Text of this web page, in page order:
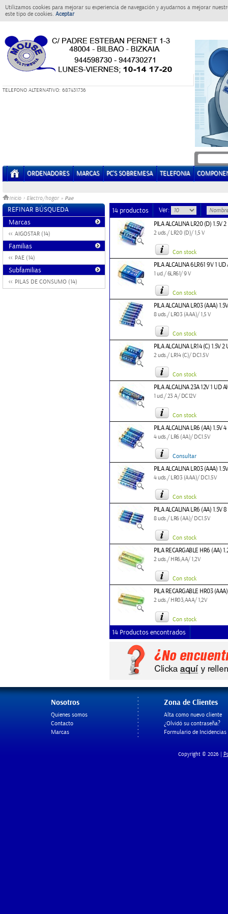
Utilizamos cookies para mejorar su experiencia de navegación y ayudarnos a mejorar
este tipo de cookies. Aceptar
TELEFONO ALTERNATIVO: 687431736
ORDENADORES MARCAS PC'S SOBREMESA TELEFONIA
Inicio > Electro/hogar » Pae
REFINAR BÚSQUEDA
Marcas
AIGOSTAR (14)
Familias
PAE (14)
Subfamilias
PILAS DE CONSUMO (14)
14 productos Ver:
PILA ALCALINA LR20 (D) 1.5V 2
2 uds./ LR20 (D)/ 1,5 V
Con stock
PILA ALCALINA 6LR61 9V 1 UD
1 ud./ 6LR61/ 9 V
Con stock
PILA ALCALINA LR03 (AAA)
8 uds./ LR03 (AAA)/ 1,5 V
Con stock
PILA ALCALINA LR14 (C) 1.5V 2
2 uds./ LR14 (C)/ DC1.5V
Con stock
PILA ALCALINA 23A 12V 1 UD
1 ud./ 23 A/ DC12V
Con stock
PILA ALCALINA LR6 (AA) 1.5V 4
4 uds./ LR6 (AA)/ DC1.5V
Consultar
PILA ALCALINA LR03 (AAA)
4 uds./ LR03 (AAA)/ DC1.5V
Con stock
PILA ALCALINA LR6 (AA) 1.5V
8 uds./ LR6 (AA)/ DC1.5V
Con stock
PILA RECARGABLE HR6 (AA)
2 uds./ HR6,AA/ 1,2V
Con stock
PILA RECARGABLE HR03
2 uds./ HR03,AAA/ 1,2V
Con stock
14 Productos encontrados
Nosotros
Quienes somos
Contacto
Marcas
Zona de Clientes
Alta como nuevo cliente
¿Olvidó su contraseña?
Formulario de Incidencias
Copyright © 2026 |